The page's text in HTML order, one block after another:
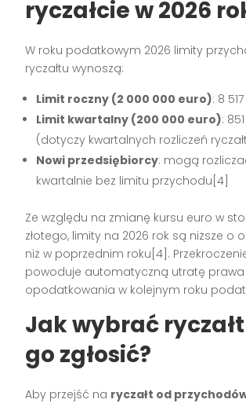
ryczałcie w 2026
W roku podatkowym 2026 limity
ryczałtu wynoszą:
Limit roczny (2 000 000 euro): 8
Limit kwartalny (200 000 euro):
(dotyczy kwartalnych rozliczeń
Nowi przedsiębiorcy: mogą
kwartalnie bez limitu przychodu[4]
Ze względu na zmianę kursu euro w
złotego, limity na 2026 rok są niższe o
niż w poprzednim roku[4].
powoduje automatyczną utratę
opodatkowania w kolejnym roku
Jak wybrać
go zgłosić?
Aby przejść na ryczałt od